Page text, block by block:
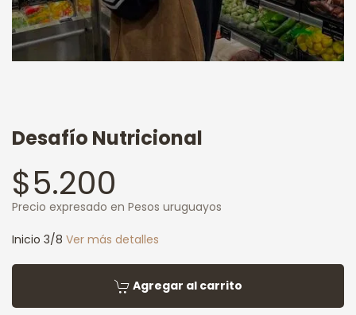
Desafío Nutricional
$5.200
Precio expresado en Pesos uruguayos
Inicio 3/8 Ver más detalles
Agregar al carrito